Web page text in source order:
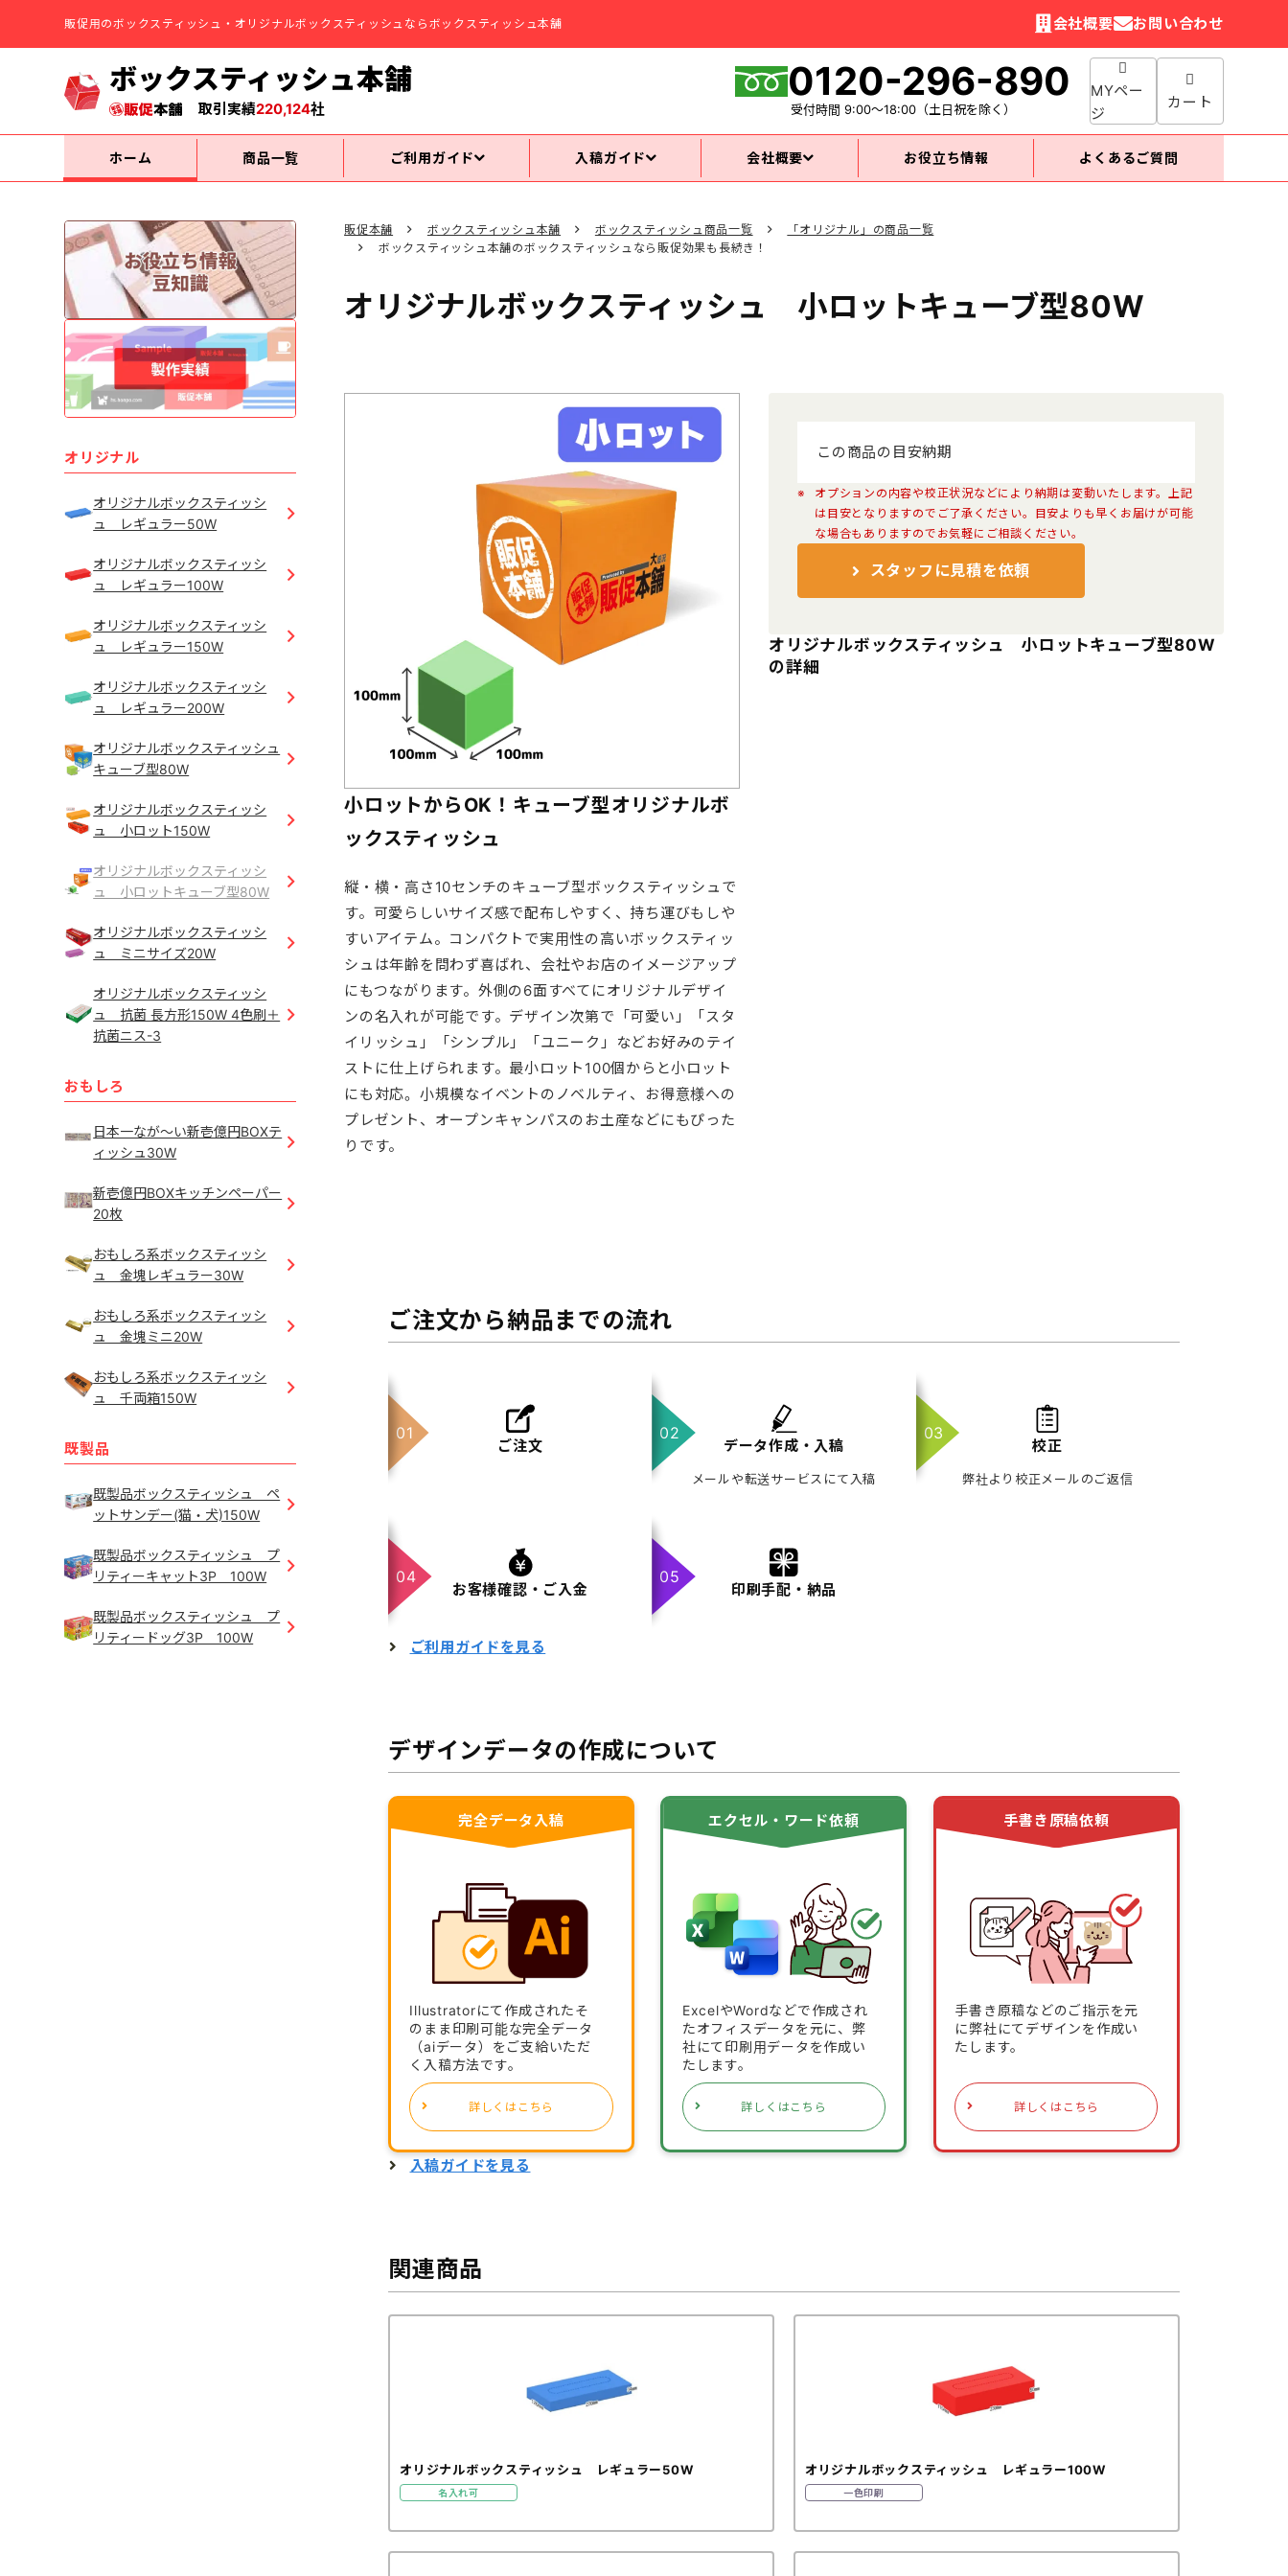
販促用のボックスティッシュ・オリジナルボックスティッシュならボックスティッシュ本舗 会社概要 お問い合わせ
ボックスティッシュ本舗
取引実績220,124社
MYペー
ジ
カート
0120-296-890
受付時間 9:00～18:00（土日祝を除く）
ホーム 商品一覧 ご利用ガイド 入稿ガイド 会社概要 お役立ち情報 よくあるご質問
販促本舗 ボックスティッシュ本舗 ボックスティッシュ商品一覧
「オリジナル」の商品一覧
ボックスティッシュ本舗のボックスティッシュなら販促効果も長続き！
オリジナルボックスティッシュ 小ロットキューブ型80W
小ロットからOK！キューブ型オリジナルボ
ックスティッシュ
縦・横・高さ10センチのキューブ型ボックスティッシュで
す。可愛らしいサイズ感で配布しやすく、持ち運びもしや
すいアイテム。コンパクトで実用性の高いボックスティッ
シュは年齢を問わず喜ばれ、会社やお店のイメージアップ
にもつながります。外側の6面すべてにオリジナルデザイ
ンの名入れが可能です。デザイン次第で「可愛い」「スタ
イリッシュ」「シンプル」「ユニーク」などお好みのテイ
ストに仕上げられます。最小ロット100個からと小ロット
にも対応。小規模なイベントのノベルティ、お得意様への
プレゼント、オープンキャンパスのお土産などにもぴった
りです。
この商品の目安納期
オプションの内容や校正状況などにより納期は変動いたします。上記
は目安となりますのでご了承ください。目安よりも早くお届けが可能
な場合もありますのでお気軽にご相談ください。
スタッフに見積を依頼
オリジナルボックスティッシュ 小ロットキューブ型80W
の詳細
ご注文から納品までの流れ
ご注文 データ作成・入稿
メールや転送サービスにて入稿
校正
弊社より校正メールのご返信
お客様確認・ご入金 印刷手配・納品
ご利用ガイドを見る
デザインデータの作成について
完全データ入稿
Illustratorにて作成されたそ
のまま印刷可能な完全データ
（aiデータ）をご支給いただ
く入稿方法です。
詳しくはこちら
エクセル・ワード依頼
ExcelやWordなどで作成され
たオフィスデータを元に、弊
社にて印刷用データを作成い
たします。
詳しくはこちら
手書き原稿依頼
手書き原稿などのご指示を元
に弊社にてデザインを作成い
たします。
詳しくはこちら
入稿ガイドを見る
関連商品
オリジナルボックスティッシュ レギュラー50W
名入れ可
オリジナルボックスティッシュ レギュラー100W
一色印刷
オリジナル
オリジナルボックスティッシ
ュ レギュラー50W
オリジナルボックスティッシ
ュ レギュラー100W
オリジナルボックスティッシ
ュ レギュラー150W
オリジナルボックスティッシ
ュ レギュラー200W
オリジナルボックスティッシュ
キューブ型80W
オリジナルボックスティッシ
ュ 小ロット150W
オリジナルボックスティッシ
ュ 小ロットキューブ型80W
オリジナルボックスティッシ
ュ ミニサイズ20W
オリジナルボックスティッシ
ュ 抗菌 長方形150W 4色刷＋
抗菌ニス-3
おもしろ
日本一なが～い新壱億円BOXテ
ィッシュ30W
新壱億円BOXキッチンペーパー
20枚
おもしろ系ボックスティッシ
ュ 金塊レギュラー30W
おもしろ系ボックスティッシ
ュ 金塊ミニ20W
おもしろ系ボックスティッシ
ュ 千両箱150W
既製品
既製品ボックスティッシュ ペ
ットサンデー(猫・犬)150W
既製品ボックスティッシュ プ
リティーキャット3P 100W
既製品ボックスティッシュ プ
リティードッグ3P 100W